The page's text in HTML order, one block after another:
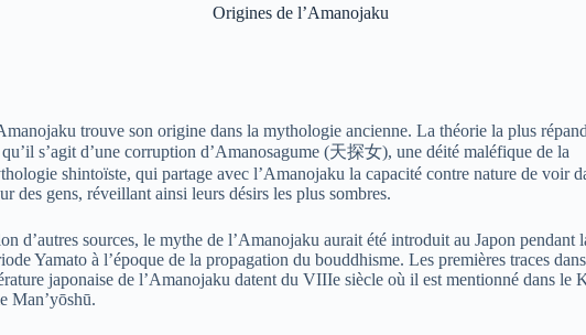
Origines de l’Amanojaku
trouve son origine dans la mythologie ancienne. La théorie la plus
qu’il s’agit d’une corruption d’Amanosagume (天探女), une déité maléfique de la
shintoïste, qui partage avec l’Amanojaku la capacité contre nature de voir
des gens, réveillant ainsi leurs désirs les plus sombres.
d’autres sources, le mythe de l’Amanojaku aurait été introduit au Japon pendant
Yamato à l’époque de la propagation du bouddhisme. Les premières traces
japonaise de l’Amanojaku datent du VIIIe siècle où il est mentionné dans le
Man’yōshū.